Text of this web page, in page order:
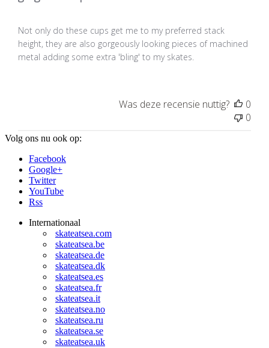
Not only do these cups get me to my preferred stack
height, they are also gorgeously looking pieces of machined
metal adding some extra 'bling' to my skates.
Was deze recensie nuttig?
0
0
Volg ons nu ook op:
Facebook
Google+
Twitter
YouTube
Rss
Internationaal
skateatsea.com
skateatsea.be
skateatsea.de
skateatsea.dk
skateatsea.es
skateatsea.fr
skateatsea.it
skateatsea.no
skateatsea.ru
skateatsea.se
skateatsea.uk